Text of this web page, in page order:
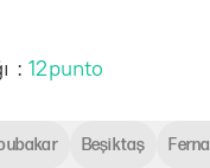
:12punto
Beşiktaş